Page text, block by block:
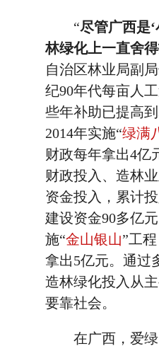
“尽管广西是
林绿化上一直舍得
自治区林业局副
纪90年代每亩人
些年补助已提高
2014年实施“绿满
财政每年拿出4亿
财政投入、造林
资金投入，累计
建设资金90多亿
施“金山银山”工
拿出5亿元。通过
造林绿化投入从
要靠社会。
在广西，爱绿